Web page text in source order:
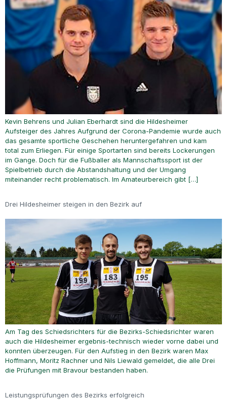
Kevin Behrens und Julian Eberhardt sind die Hildesheimer
Aufsteiger des Jahres Aufgrund der Corona-Pandemie wurde auch
das gesamte sportliche Geschehen heruntergefahren und kam
total zum Erliegen. Für einige Sportarten sind bereits Lockerungen
im Gange. Doch für die Fußballer als Mannschaftssport ist der
Spielbetrieb durch die Abstandshaltung und der Umgang
miteinander recht problematisch. Im Amateurbereich gibt […]
Drei Hildesheimer steigen in den Bezirk auf
Am Tag des Schiedsrichters für die Bezirks-Schiedsrichter waren
auch die Hildesheimer ergebnis-technisch wieder vorne dabei und
konnten überzeugen. Für den Aufstieg in den Bezirk waren Max
Hoffmann, Moritz Rachner und Nils Liewald gemeldet, die alle Drei
die Prüfungen mit Bravour bestanden haben.
Leistungsprüfungen des Bezirks erfolgreich